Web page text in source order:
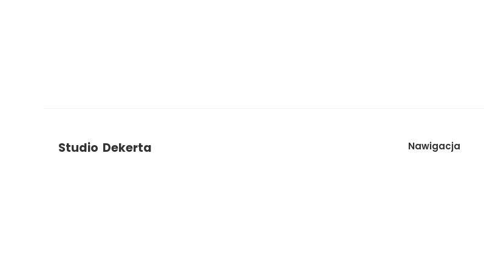
Studio Dekerta Nawigacja